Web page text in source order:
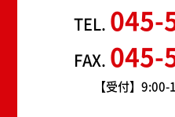
TEL. 045-
FAX. 045-
【受付】